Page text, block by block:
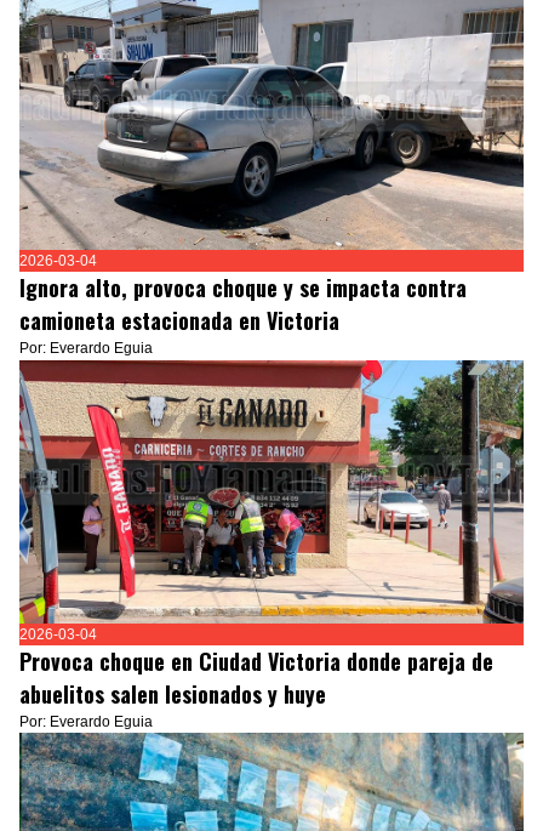
2026-03-04
Ignora alto, provoca choque y se impacta contra
camioneta estacionada en Victoria
Por: Everardo Eguia
2026-03-04
Provoca choque en Ciudad Victoria donde pareja de
abuelitos salen lesionados y huye
Por: Everardo Eguia